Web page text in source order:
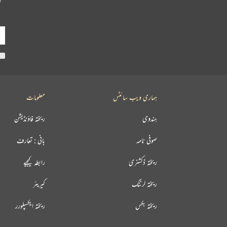
معلومات
ریختہ فاؤنڈیشن
بانی : تعارف
رابطہ کیجیے
کیریئر
ریختہ ایکسپلورر
ہماری ویب سائٹس
ہندوی
صوفی نامہ
ریختہ ڈکشنری
ریختہ لرننگ
ریختہ بکس